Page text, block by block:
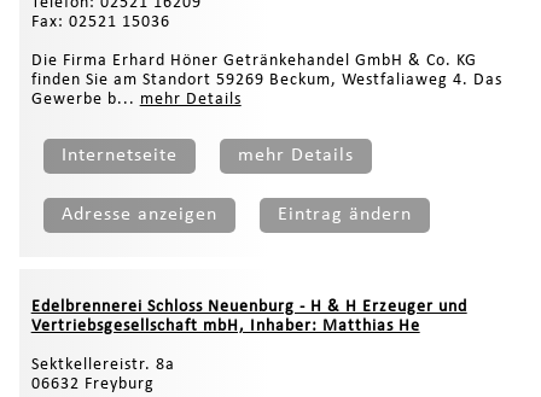
Fax: 02521 15036
Die Firma Erhard Höner Getränkehandel GmbH & Co. KG
finden Sie am Standort 59269 Beckum, Westfaliaweg 4. Das
Gewerbe b... mehr Details
Internetseite mehr Details
Adresse anzeigen Eintrag ändern
Edelbrennerei Schloss Neuenburg - H & H Erzeuger und
Vertriebsgesellschaft mbH, Inhaber: Matthias He
Sektkellereistr. 8a
06632 Freyburg